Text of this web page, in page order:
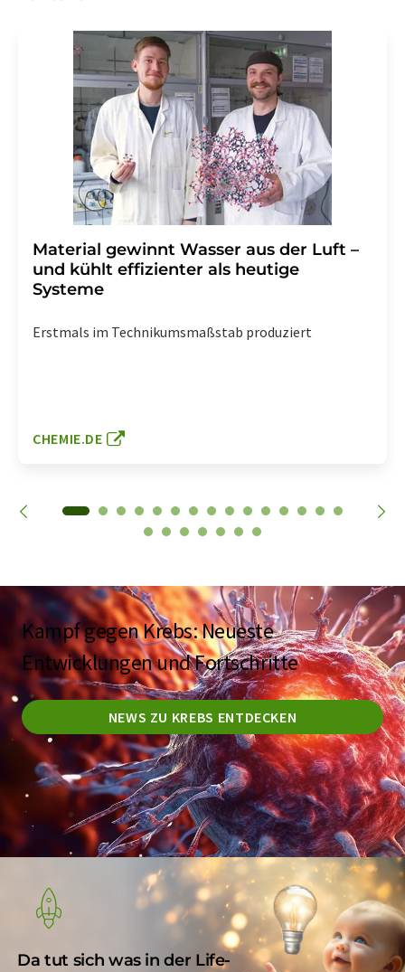
Material gewinnt Wasser aus der Luft –
und kühlt effizienter als heutige
Systeme
Erstmals im Technikumsmaßstab produziert
CHEMIE.DE
Kampf gegen Krebs: Neueste
Entwicklungen und Fortschritte
NEWS ZU KREBS ENTDECKEN
Da tut sich was in der Life-